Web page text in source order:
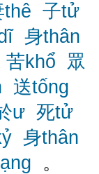
thê 子tử
身thân
苦khổ 眾
送tống
ư 死tử
身thân
。